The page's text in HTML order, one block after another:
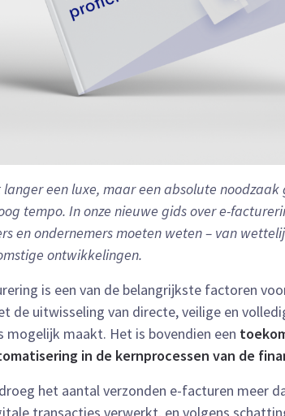
een luxe, maar een absolute
tempo. In onze nieuwe gids over e-
en ondernemers moeten weten – van
ontwikkelingen.
is een van de belangrijkste factoren
de uitwisseling van directe, veilige en
mogelijk maakt. Het is bovendien een
in de kernprocessen van de
het aantal verzonden e-facturen meer